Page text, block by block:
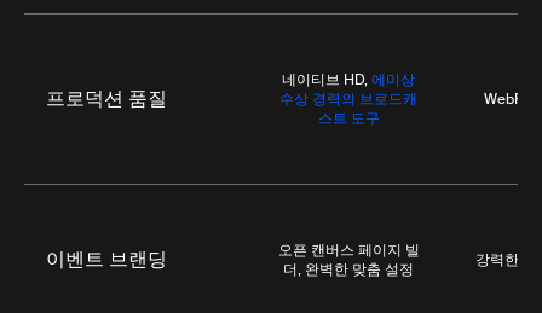
프로덕션 품질
네이티브 HD,에미상
수상 경력의 브로드캐
스트 도구
이벤트 브랜딩
오픈 캔버스 페이지 빌
더, 완벽한 맞춤 설정
강력한 맞